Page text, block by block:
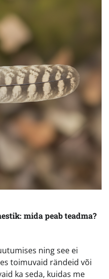
mida peab teadma?
ning see ei
toimuvaid rändeid või
ka seda, kuidas me